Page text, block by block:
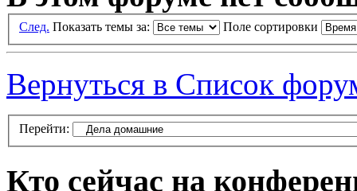
След. Показать темы за: Поле сортировки
Вернуться в Список
Перейти:
Кто сейчас на